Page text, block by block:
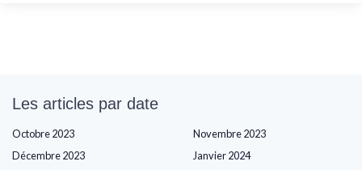
Les articles par date
Octobre 2023
Novembre 2023
Décembre 2023
Janvier 2024